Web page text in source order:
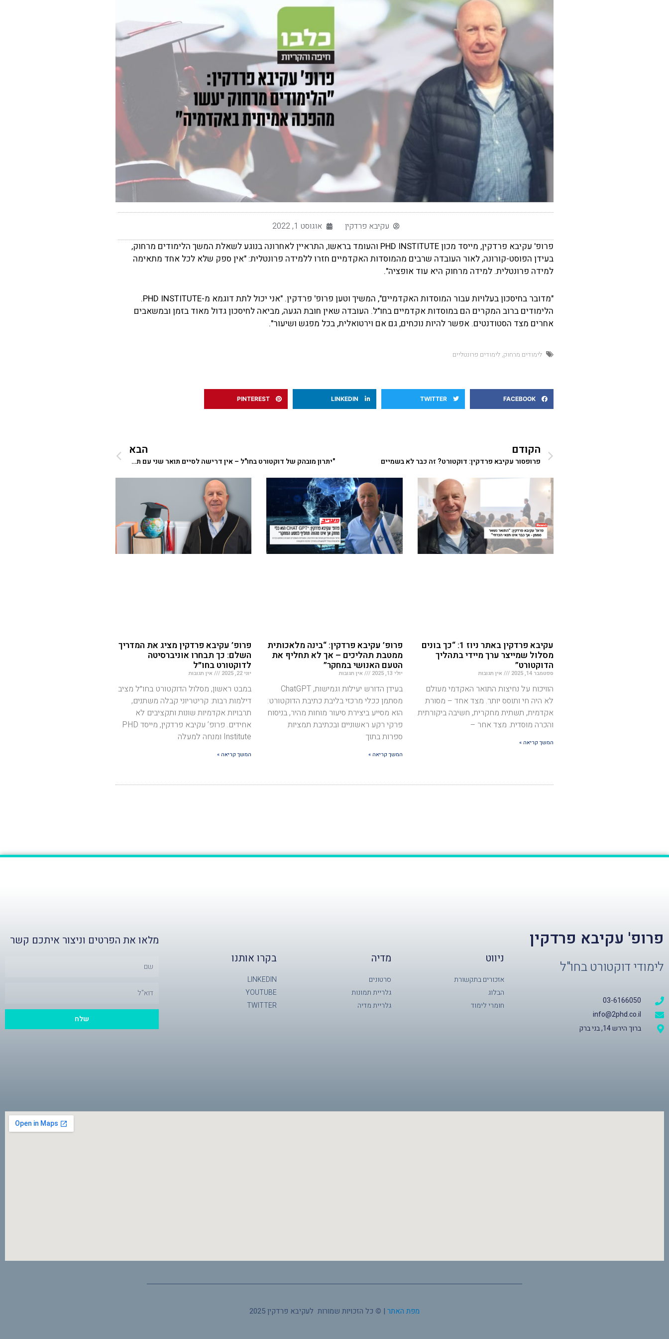
עקיבא פרדקין אוגוסט 1, 2022
פרופ' עקיבא פרדקין, מייסד מכון PHD INSTITUTE והעומד בראשו, התראיין לאחרונה בנוגע לשאלת המשך הלימודים מרחוק,
בעידן הפוסט-קורונה, לאור העובדה שרבים מהמוסדות האקדמיים חזרו ללמידה פרונטלית: "אין ספק שלא לכל אחד מתאימה
למידה פרונטלית. למידה מרחוק היא עוד אופציה".
"מדובר בחיסכון בעלויות עבור המוסדות האקדמיים", המשיך וטען פרופ' פרדקין. "אני יכול לתת דוגמא מ-PHD INSTITUTE.
הלימודים ברוב המקרים הם במוסדות אקדמיים בחו"ל. העובדה שאין חובת הגעה, מביאה לחיסכון גדול מאוד בזמן ובמשאבים
אחרים מצד הסטודנטים. אפשר להיות נוכחים, גם אם וירטואלית, בכל מפגש ושיעור".
לימודים מרחוק, לימודים פרונטליים
FACEBOOK
TWITTER
LINKEDIN
PINTEREST
הקודם
פרופסור עקיבא פרדקין: דוקטורט? זה כבר לא בשמיים
הבא
"יתרון מובהק של דוקטורט בחו"ל – אין דרישה לסיים תואר שני עם תזה" | מתוך מעריב
עקיבא פרדקין באתר ניוז 1: “כך בונים
מסלול שמייצר ערך מיידי בתהליך
הדוקטורט”
ספטמבר 14, 2025 אין תגובות
הוויכוח על נחיצות התואר האקדמי מעולם
לא היה חי ותוסס יותר. מצד אחד – מסורת
אקדמית, תשתית מחקרית, חשיבה ביקורתית
והכרה מוסדית. מצד אחר –
המשך קריאה »
פרופ’ עקיבא פרדקין: “בינה מלאכותית
ממטבת תהליכים – אך לא תחליף את
הטעם האנושי במחקר”
יולי 13, 2025 אין תגובות
בעידן הדורש יעילות וגמישות, ChatGPT
מסתמן ככלי מרכזי בליבת כתיבת הדוקטורט:
הוא מסייע ביצירת סיעור מוחות מהיר, בניסוח
פרקי רקע ראשוניים ובכתיבת תמציות
ספרות בתוך
המשך קריאה »
פרופ’ עקיבא פרדקין מציג את המדריך
השלם: כך תבחרו אוניברסיטה
לדוקטורט בחו״ל
יוני 22, 2025 אין תגובות
במבט ראשון, מסלול הדוקטורט בחו״ל מציב
דילמות רבות: קריטריוני קבלה משתנים,
תרבויות אקדמיות שונות ותקציבים לא
אחידים. פרופ’ עקיבא פרדקין, מייסד PHD
Institute ומנחה למעלה
המשך קריאה »
פרופ' עקיבא פרדקין
לימודי דוקטורט בחו"ל
03-6166050
info@2phd.co.il
ברוך הירש 14, בני ברק
ניווט
אזכורים בתקשורת
הבלוג
חומרי לימוד
מדיה
סרטונים
גלריית תמונות
גלריית מדיה
בקרו אותנו
LINKEDIN
YOUTUBE
TWITTER
מלאו את הפרטים וניצור איתכם קשר
שלח
מפת האתר |
© כל הזכויות שמורות לעקיבא פרדקין 2025